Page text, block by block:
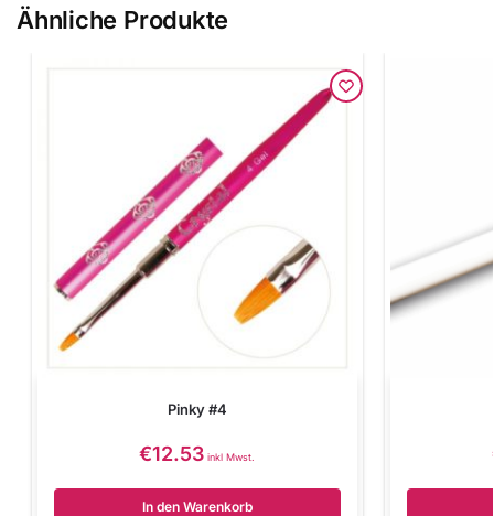
Ähnliche Produkte
Pinky #4
€12.53 inkl Mwst.
In den Warenkorb